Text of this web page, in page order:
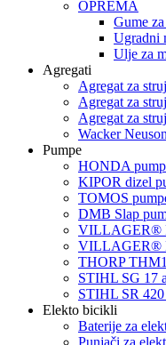
OPREMA
Gume
Ugradni
Ulje za
Agregati
Agregat za
Agregat za
Agregat za
Wacker
Pumpe
HONDA
KIPOR dizel
TOMOS
DMB Slap
VILLAGER®
VILLAGER®
THORP
STIHL SG 17
STIHL SR
Elekto bicikli
Baterije za
Punjači za